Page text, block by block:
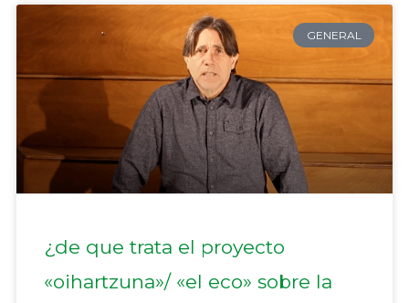
GENERAL
¿de que trata el proyecto
«oihartzuna»/ «el eco» sobre la